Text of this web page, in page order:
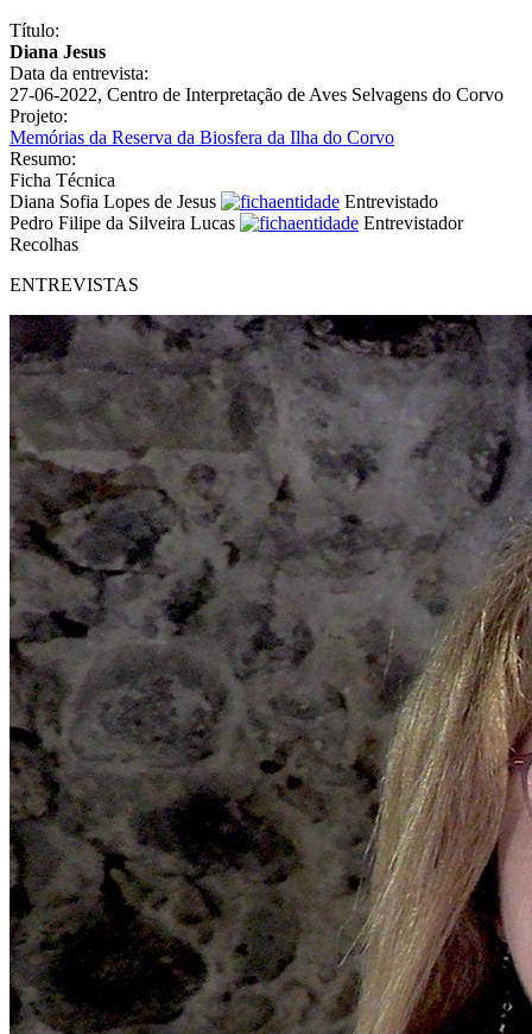
Título:
Diana Jesus
Data da entrevista:
27-06-2022, Centro de Interpretação de Aves Selvagens do Corvo
Projeto:
Memórias da Reserva da Biosfera da Ilha do Corvo
Resumo:
Ficha Técnica
Diana Sofia Lopes de Jesus
Entrevistado
Pedro Filipe da Silveira Lucas
Entrevistador
Recolhas
ENTREVISTAS